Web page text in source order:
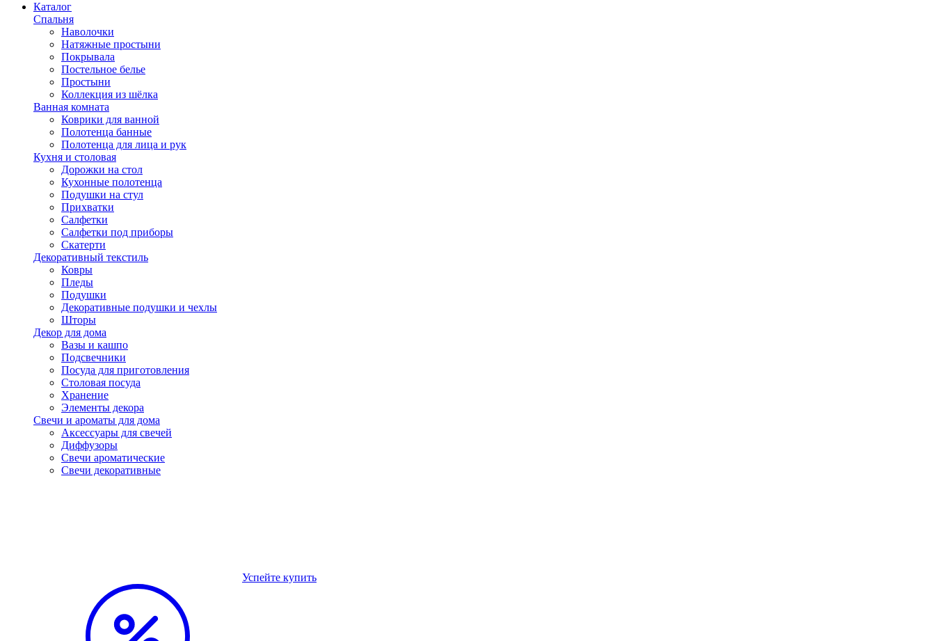
Каталог
Спальня
Наволочки
Натяжные простыни
Покрывала
Постельное белье
Простыни
Коллекция из шёлка
Ванная комната
Коврики для ванной
Полотенца банные
Полотенца для лица и рук
Кухня и столовая
Дорожки на стол
Кухонные полотенца
Подушки на стул
Прихватки
Салфетки
Салфетки под приборы
Скатерти
Декоративный текстиль
Ковры
Пледы
Подушки
Декоративные подушки и чехлы
Шторы
Декор для дома
Вазы и кашпо
Подсвечники
Посуда для приготовления
Столовая посуда
Хранение
Элементы декора
Свечи и ароматы для дома
Аксессуары для свечей
Диффузоры
Свечи ароматические
Свечи декоративные
Успейте купить